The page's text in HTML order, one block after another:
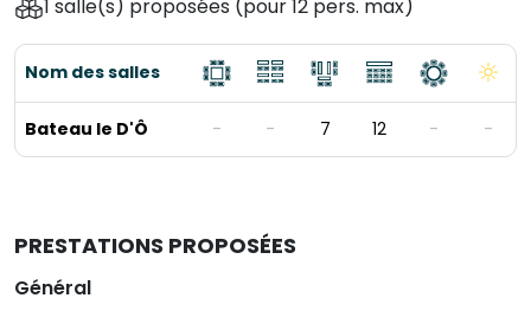
1 salle(s) proposées (pour 12 pers. max)
Nom des salles
Bateau le D'Ô - - 7 12 - -
PRESTATIONS PROPOSÉES
Général